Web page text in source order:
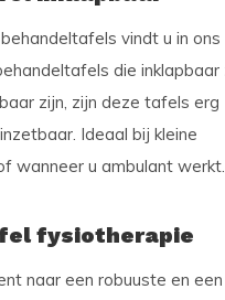
vindt u in ons
die inklapbaar
zijn, zijn deze tafels erg
Ideaal bij kleine
wanneer u ambulant werkt.
fysiotherapie
naar een robuuste en een